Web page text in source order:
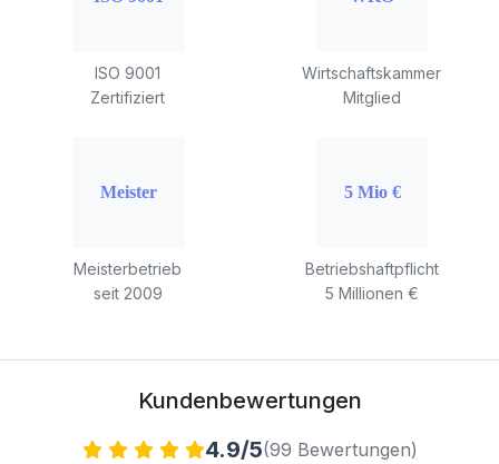
ISO 9001
Zertifiziert
Wirtschaftskammer
Mitglied
Meisterbetrieb
seit 2009
Betriebshaftpflicht
5 Millionen €
Kundenbewertungen
4.9/5(99 Bewertungen)